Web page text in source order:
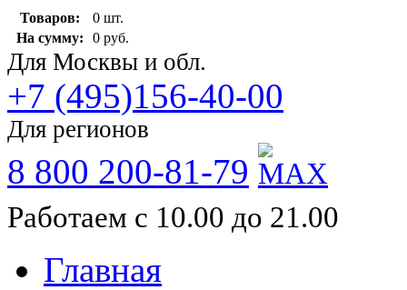
Товаров:
0 шт.
На сумму:
0 руб.
Для Москвы и обл.
+7 (495)156-40-00
Для регионов
8 800 200-81-79
Работаем с 10.00 до 21.00
Главная